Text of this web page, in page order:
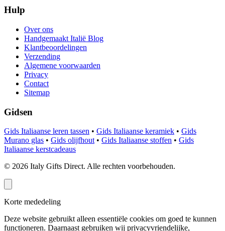
Hulp
Over ons
Handgemaakt Italië Blog
Klantbeoordelingen
Verzending
Algemene voorwaarden
Privacy
Contact
Sitemap
Gidsen
Gids Italiaanse leren tassen • Gids Italiaanse keramiek • Gids
Murano glas • Gids olijfhout • Gids Italiaanse stoffen • Gids
Italiaanse kerstcadeaus
© 2026 Italy Gifts Direct. Alle rechten voorbehouden.
Korte mededeling
Deze website gebruikt alleen essentiële cookies om goed te kunnen
functioneren. Daarnaast gebruiken wij privacyvriendelijke,